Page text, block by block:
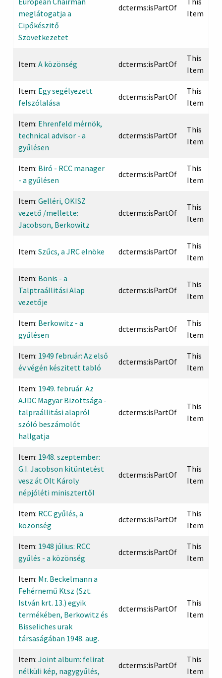
meglátogatja a
Cipőkészitő
Szövetkezetet
dcterms:isPartOf
Item
Item: A közönség dcterms:isPartOf
This
Item
Item: Egy segélyezett
felszólalása
dcterms:isPartOf
This
Item
Item: Ehrenfeld mérnök,
technical advisor - a
gyűlésen
dcterms:isPartOf
This
Item
Item: Biró - RCC manager
- a gyűlésen
dcterms:isPartOf
This
Item
Item: Gelléri, OKISZ
vezető /mellette:
Jacobson, Berkowitz
dcterms:isPartOf
This
Item
Item: Szűcs, a JRC elnöke dcterms:isPartOf
This
Item
Item: Bonis - a
Talptraállitási Alap
vezetője
dcterms:isPartOf
This
Item
Item: Berkowitz - a
gyűlésen
dcterms:isPartOf
This
Item
Item: 1949 február: Az első
év végén készitett tabló
dcterms:isPartOf
This
Item
Item: 1949. február: Az
AJDC Magyar Bizottsága -
talpraállitási alapról
szóló beszámolót
hallgatja
dcterms:isPartOf
This
Item
Item: 1948. szeptember:
G.I. Jacobson kitüntetést
vesz át Olt Károly
népjóléti minisztertől
dcterms:isPartOf
This
Item
Item: RCC gyűlés, a
közönség
dcterms:isPartOf
This
Item
Item: 1948 július: RCC
gyűlés - a közönség
dcterms:isPartOf
This
Item
Item: Mr. Beckelmann a
Fehérnemű Ktsz (Szt.
István krt. 13.) egyik
termékében, Berkowitz és
Bisseliches urak
társaságában 1948. aug.
dcterms:isPartOf
This
Item
Item: Joint album: felirat
nélküli kép, nagygyűlés,
dcterms:isPartOf
This
Item